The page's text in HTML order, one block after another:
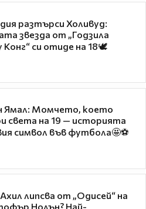
разтърси Холивуд:
звезда от „Годзила
Конг“ си отиде на 18🕊️
Ямал: Момчето, което
света на 19 — историята
символ във футбола🤩⚽
липсва от „Одисей“ на
Нолън? Най-